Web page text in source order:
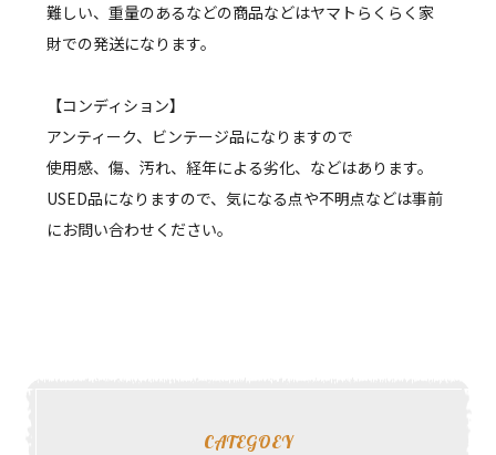
難しい、重量のあるなどの商品などはヤマトらくらく家
財での発送になります。
【コンディション】
アンティーク、ビンテージ品になりますので
使用感、傷、汚れ、経年による劣化、などはあります。
USED品になりますので、気になる点や不明点などは事前
にお問い合わせください。
CATEGOEY